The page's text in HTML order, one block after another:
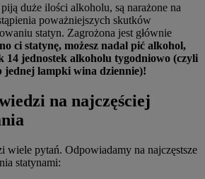
duże ilości alkoholu, są narażone na
poważniejszych skutków
statyn. Zagrożona jest głównie
ci statynę, możesz nadal pić alkohol,
14 jednostek alkoholu tygodniowo (czyli
jednej lampki wina dziennie)!
na najczęściej
wiele pytań. Odpowiadamy na najczęstsze
statynami: